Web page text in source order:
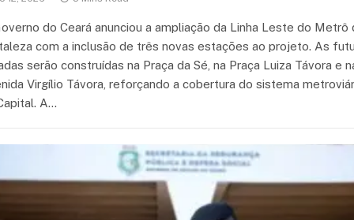
do Ceará anunciou a ampliação da Linha Leste do Metrô
com a inclusão de três novas estações ao projeto. As
serão construídas na Praça da Sé, na Praça Luiza Távora e
Virgílio Távora, reforçando a cobertura do sistema
A…